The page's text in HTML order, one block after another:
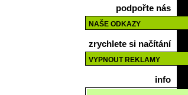
podpořte nás
NAŠE ODKAZY
zrychlete si načítání
VYPNOUT REKLAMY
info